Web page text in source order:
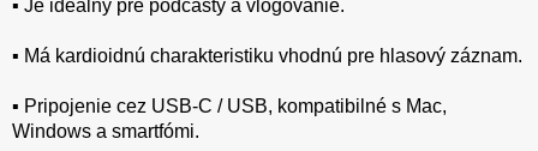
▪️ Je ideálny pre podcasty a vlogovanie.
▪️ Má kardioidnú charakteristiku vhodnú pre hlasový záznam.
▪️ Pripojenie cez USB-C / USB, kompatibilné s Mac,
Windows a smartfómi.